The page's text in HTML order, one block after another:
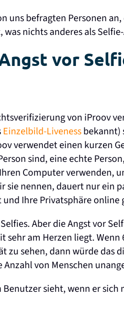
uns befragten Personen
nichts anderes als
vor
von iProov
Einzelbild-Livenessbekannt)
verwendet einen kurzen
sind, eine echte
Computer verwenden,
sie nennen, dauert nur ein
Ihre Privatsphäre online
Aber die Angst vor
am Herzen liegt. Wenn
zu sehen, dann würde das
von Menschen
Benutzer sieht, wenn er sich